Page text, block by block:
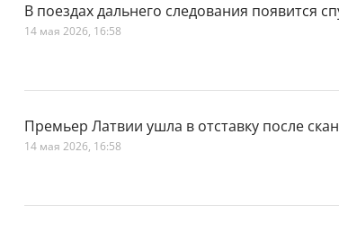
В поездах дальнего следования появится
14 мая 2026, 16:58
Премьер Латвии ушла в отставку после
14 мая 2026, 16:58